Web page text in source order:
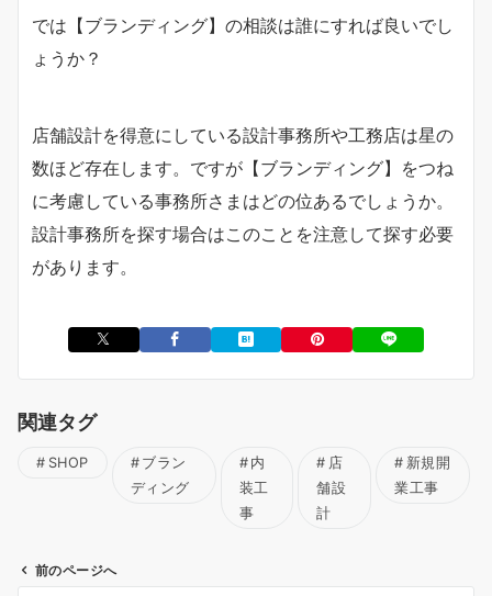
では【ブランディング】の相談は誰にすれば良いでし
ょうか？
店舗設計を得意にしている設計事務所や工務店は星の
数ほど存在します。ですが【ブランディング】をつね
に考慮している事務所さまはどの位あるでしょうか。
設計事務所を探す場合はこのことを注意して探す必要
があります。
関連タグ
SHOP
ブラン
ディング
内
装工
事
店
舗設
計
新規開
業工事
前のページへ